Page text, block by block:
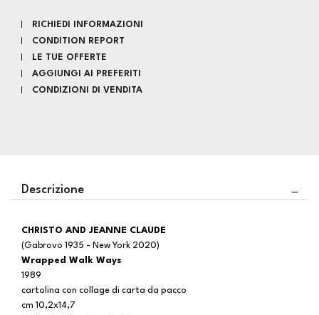
RICHIEDI INFORMAZIONI
CONDITION REPORT
LE TUE OFFERTE
AGGIUNGI AI PREFERITI
CONDIZIONI DI VENDITA
Descrizione
CHRISTO AND JEANNE CLAUDE
(Gabrovo 1935 - New York 2020)
Wrapped Walk Ways
1989
cartolina con collage di carta da pacco
cm 10,2x14,7